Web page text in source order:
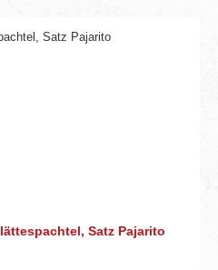
Satz Pajarito